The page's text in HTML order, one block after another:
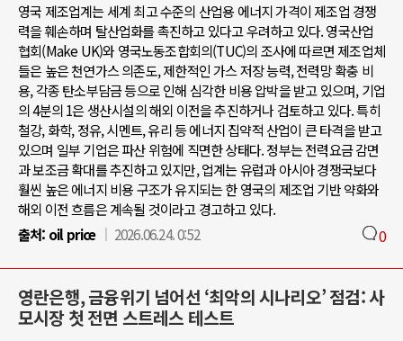
영국 제조업계는 세계 최고 수준의 산업용 에너지 가격이 제조업 경쟁
력을 훼손하며 탈산업화를 촉진하고 있다고 우려하고 있다. 영국산업
협회(Make UK)와 영국노동조합회의(TUC)의 조사에 따르면 제조업체
들은 높은 천연가스 의존도, 제한적인 가스 저장 능력, 전력망 확충 비
용, 각종 탄소부담금 등으로 인해 심각한 비용 압박을 받고 있으며, 기업
의 4분의 1은 생산시설의 해외 이전을 추진하거나 검토하고 있다. 특히
철강, 화학, 정유, 시멘트, 유리 등 에너지 집약적 산업이 큰 타격을 받고
있으며 일부 기업은 파산 위험에 직면한 상태다. 정부는 전력요금 감면
과 보조금 확대를 추진하고 있지만, 업계는 유럽과 아시아 경쟁국보다
훨씬 높은 에너지 비용 구조가 유지되는 한 영국의 제조업 기반 약화와
해외 이전 흐름은 계속될 것이라고 경고하고 있다.
출처: oil price 2026.06.24. 0:52 0
영란은행, 금융위기 넘어선 ‘최악의 시나리오’ 점검: 사
모시장 첫 전면 스트레스 테스트